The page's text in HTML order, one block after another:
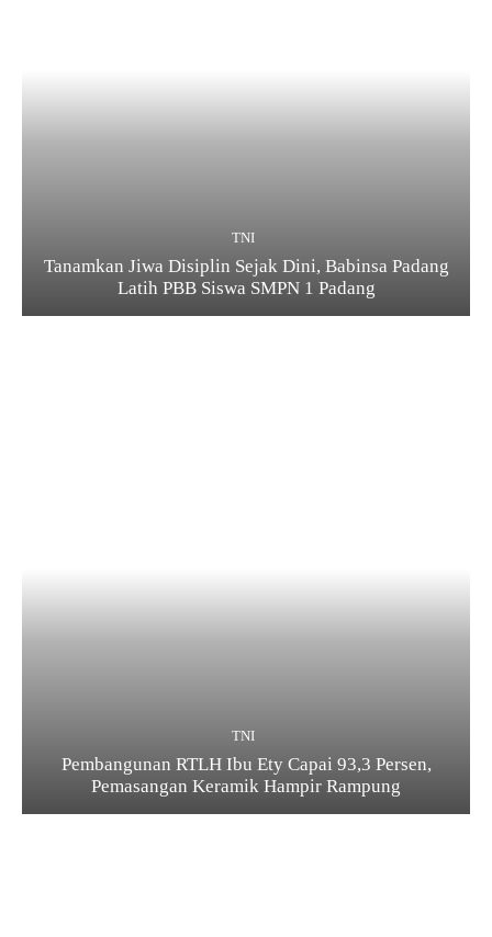
TNI
Tanamkan Jiwa Disiplin Sejak Dini, Babinsa Padang
Latih PBB Siswa SMPN 1 Padang
TNI
Pembangunan RTLH Ibu Ety Capai 93,3 Persen,
Pemasangan Keramik Hampir Rampung